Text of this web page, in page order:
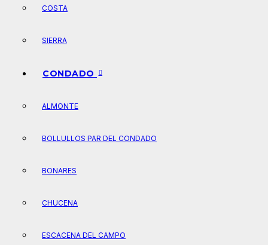
COSTA
SIERRA
CONDADO
ALMONTE
BOLLULLOS PAR DEL CONDADO
BONARES
CHUCENA
ESCACENA DEL CAMPO